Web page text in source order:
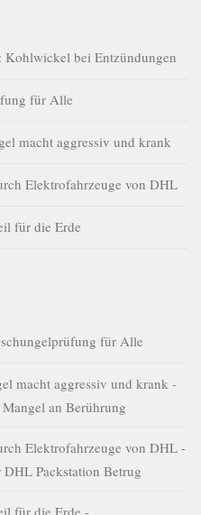
bei Entzündungen
für Alle
macht aggressiv und krank
Elektrofahrzeuge von DHL
für die Erde
für Alle
macht aggressiv und krank -
an Berührung
Elektrofahrzeuge von DHL -
Packstation Betrug
für die Erde -